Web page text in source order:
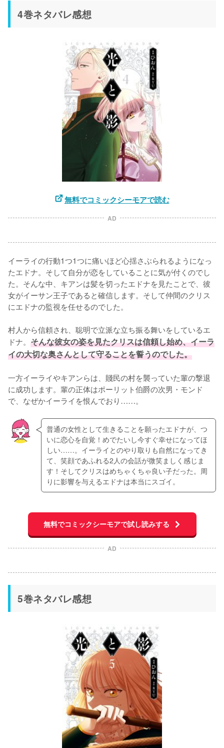
4巻ネタバレ感想
無料でコミックシーモアで読む
AD
イーライの行動1つ1つに痛いほど心揺さぶられるようになっ
たエドナ。そして自分が恋をしていることに気が付くのでし
た。そんな中、キアンは髪を切ったエドナを見たことで、彼
女がイーサン王子であると確信します。そして仲間のクリス
にエドナの監視を任せるのでした。
村人から信頼され、聡明で立派な立ち振る舞いをしているエ
ドナ。 そんな彼女の姿を見たクリスは信頼し始め、イーラ
イの大切な奥さんとして守ることを誓うのでした。
一方イーライやキアンらは、賤民の村を襲っていた輩の撃退
に成功します。輩の正体はポーリット伯爵の次男・モンド
で、なぜかイーライを恨んでおり……。
普通の女性として生きることを願ったエドナが、つ
いに恋心を自覚！めでたいし今すぐ幸せになってほ
しい……。イーライとのやり取りも自然になってき
て、笑顔であふれる2人の会話が微笑ましく感じま
す！そしてクリスはめちゃくちゃ良い子だった。周
りに影響を与えるエドナは本当にスゴイ。
無料でコミックシーモアで試し読みする
AD
5巻ネタバレ感想